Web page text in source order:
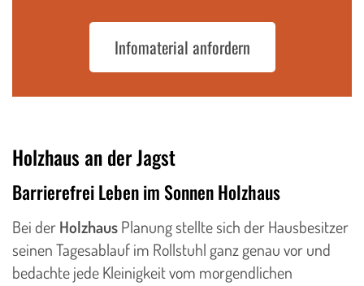
Infomaterial anfordern
Holzhaus an der Jagst
Barrierefrei Leben im Sonnen Holzhaus
Bei derHolzhausPlanung stellte sich der Hausbesitzer
seinen Tagesablauf im Rollstuhl ganz genau vor und
bedachte jede Kleinigkeit vom morgendlichen